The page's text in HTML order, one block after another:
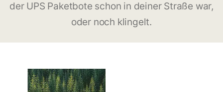
der UPS Paketbote schon in deiner Straße war,
oder noch klingelt.